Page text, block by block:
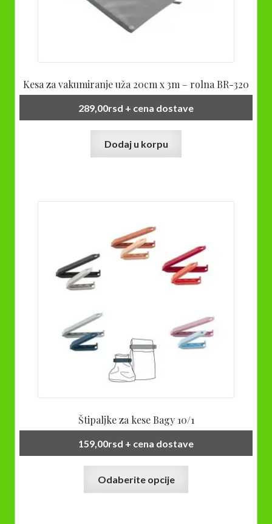
Kesa za vakumiranje uža 20cm x 3m – rolna BR-320
289,00rsd + cena dostave
Dodaj u korpu
Štipaljke za kese Bagy 10/1
159,00rsd + cena dostave
Odaberite opcije